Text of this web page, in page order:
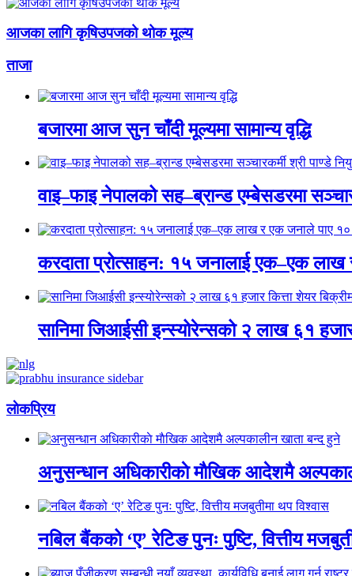
आजका लागि कृषिउपजको थोक मूल्य
ताजा
बजारमा आज सुन चाँदी मूल्यमा सामान्य वृद्धि
वाइ–फाइ नेपालको सह–ब्रान्ड एम्बेसडरमा
करदाता प्रोत्साहन: १५ जनालाई एक–एक
सानिमा जिआईसी इन्स्योरेन्सको २ लाख ६१ हजार
लाेकप्रिय
अनुसन्धान अधिकारीकाे माैखिक आदेशमै
नबिल बैंकको ‘ए’ रेटिङ पुनः पुष्टि, वित्तीय